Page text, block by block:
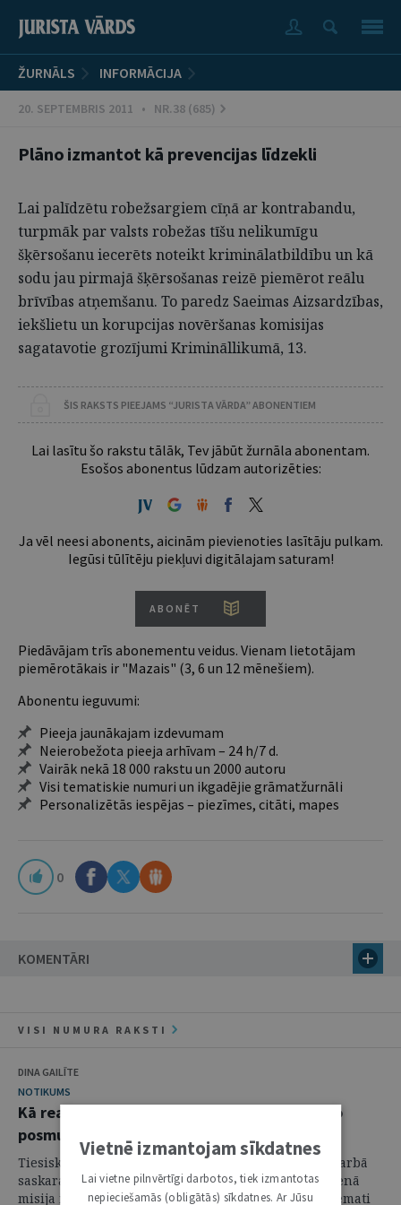
ŽURNĀLS INFORMĀCIJA
20. SEPTEMBRIS 2011 • NR.38 (685)
Plāno izmantot kā prevencijas līdzekli
Lai palīdzētu robežsargiem cīņā ar kontrabandu,
turpmāk par valsts robežas tīšu nelikumīgu
šķērsošanu iecerēts noteikt kriminālatbildību un kā
sodu jau pirmajā šķērsošanas reizē piemērot reālu
brīvības atņemšanu. To paredz Saeimas Aizsardzības,
iekšlietu un korupcijas novēršanas komisijas
sagatavotie grozījumi Krimināllikumā, 13.
ŠIS RAKSTS PIEEJAMS “JURISTA VĀRDA” ABONENTIEM
Lai lasītu šo rakstu tālāk, Tev jābūt žurnāla abonentam.
Esošos abonentus lūdzam autorizēties:
Ja vēl neesi abonents, aicinām pievienoties lasītāju pulkam.
Iegūsi tūlītēju piekļuvi digitālajam saturam!
ABONĒT
Piedāvājam trīs abonementu veidus. Vienam lietotājam
piemērotākais ir "Mazais" (3, 6 un 12 mēnešiem).
Abonentu ieguvumi:
Pieeja jaunākajam izdevumam
Neierobežota pieeja arhīvam – 24 h/7 d.
Vairāk nekā 18 000 rakstu un 2000 autoru
Visi tematiskie numuri un ikgadējie grāmatžurnāli
Personalizētās iespējas – piezīmes, citāti, mapes
0
KOMENTĀRI
VISI NUMURA RAKSTI
DINA GAILĪTE
NOTIKUMS
Kā realizēt likumdošanas procesa noslēdzošo
posmu
Tiesiskās un tehniskās problēmas, ar kurām sava darbā
saskaras Eiropas valstu oficiālie izdevēji, kuru galvenā
misija ir tiesību aktu izsludināšana, bija galvenie temati
Vietnē izmantojam sīkdatnes
Lai vietne pilnvērtīgi darbotos, tiek izmantotas
nepieciešamās (obligātās) sīkdatnes. Ar Jūsu